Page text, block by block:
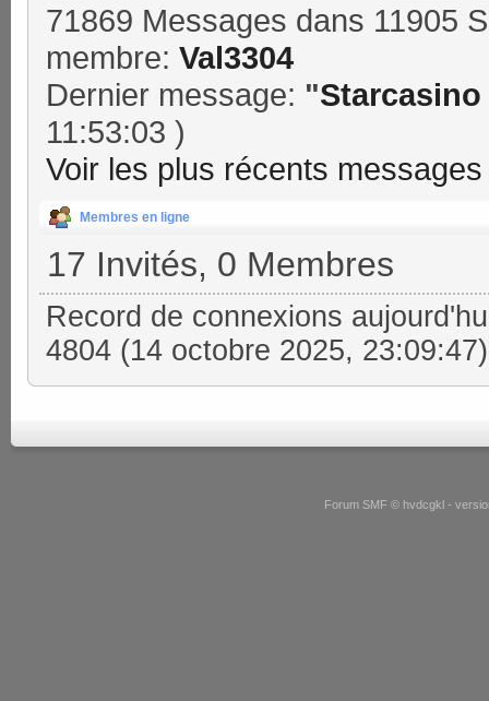
71869 Messages dans 11905
membre: Val3304
Dernier message: "
11:53:03 )
Voir les plus récents
Membres en ligne
17 Invités, 0 Membres
Record de connexions
4804 (14 octobre 2025, 23:09:47)
Forum SMF © hvdcgkl -